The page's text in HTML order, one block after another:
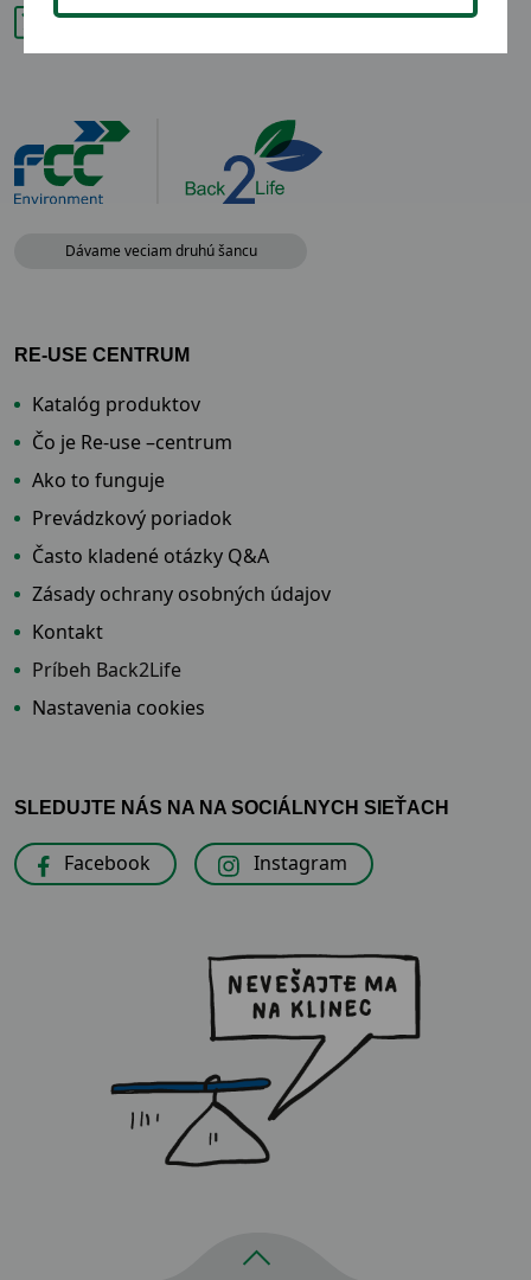
back2life@fcc-group.sk
Dávame veciam druhú šancu
RE-USE CENTRUM
Katalóg produktov
Čo je Re-use –centrum
Ako to funguje
Prevádzkový poriadok
Často kladené otázky Q&A
Zásady ochrany osobných údajov
Kontakt
Príbeh Back2Life
Nastavenia cookies
SLEDUJTE NÁS NA NA SOCIÁLNYCH SIEŤACH
Facebook Instagram